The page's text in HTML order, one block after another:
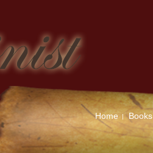
Home Books